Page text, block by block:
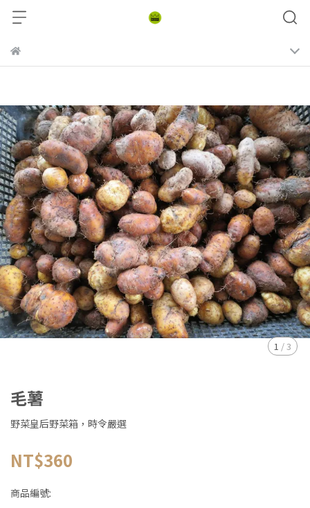
1 /3
毛薯
野菜皇后野菜箱，時令嚴選
NT$360
商品編號: